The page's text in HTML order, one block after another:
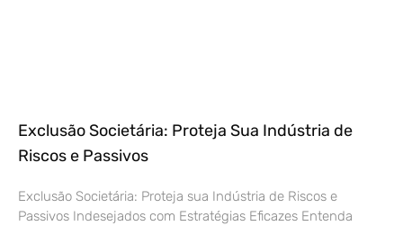
Exclusão Societária: Proteja Sua Indústria de
Riscos e Passivos
Exclusão Societária: Proteja sua Indústria de Riscos e
Passivos Indesejados com Estratégias Eficazes Entenda